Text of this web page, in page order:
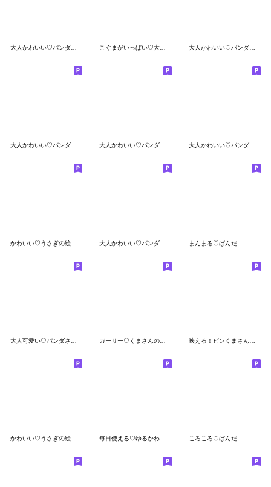
大人かわいい♡パンダの絵文字２
大人かわいい♡パンダの絵文字【全身】２ 大人かわいい♡パンダの絵文字【全身】 大人かわいい♡パンダの絵文字３
まんまる♡ぱんだ
かわいい♡うさぎの絵文字 毎日使える♡ゆるかわうさぎの絵文字２ ころころ♡ぱんだ